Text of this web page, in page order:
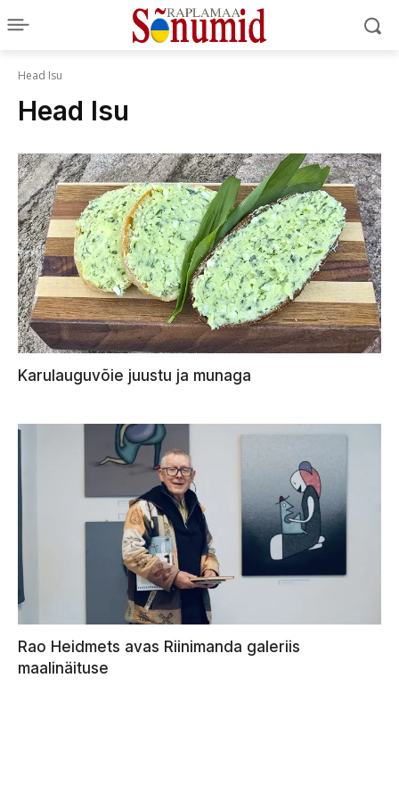
Head Isu
Head Isu
Karulauguvõie juustu ja munaga
Rao Heidmets avas Riinimanda galeriis
maalinäituse